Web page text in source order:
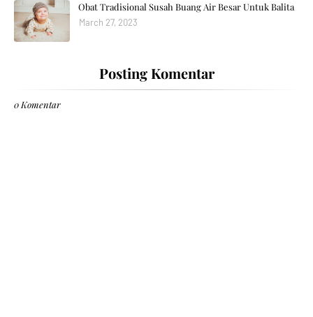
Obat Tradisional Susah Buang Air Besar Untuk Balita
March 27, 2023
Posting Komentar
0 Komentar